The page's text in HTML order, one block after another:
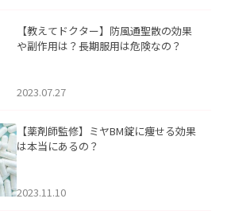
【教えてドクター】防風通聖散の効果
や副作用は？長期服用は危険なの？
2023.07.27
【薬剤師監修】ミヤBM錠に痩せる効果
は本当にあるの？
2023.11.10